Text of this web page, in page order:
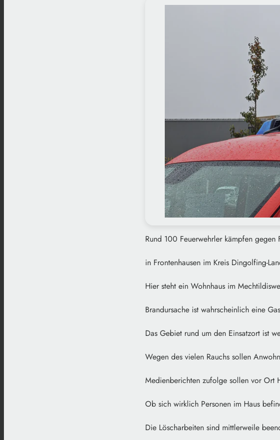
Rund 100 Feuerwehrler kämpfen gegen
in Frontenhausen im Kreis Dingolfing-
Hier steht ein Wohnhaus im
Brandursache ist wahrscheinlich eine
Das Gebiet rund um den Einsatzort ist
Wegen des vielen Rauchs sollen
Medienberichten zufolge sollen vor Ort
Ob sich wirklich Personen im Haus
Die Löscharbeiten sind mittlerweile